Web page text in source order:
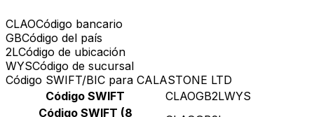
CLAOCódigo bancario
GBCódigo del país
2LCódigo de ubicación
WYSCódigo de sucursal
Código SWIFT/BIC para CALASTONE LTD
Código SWIFT
CLAOGB2LWYS
Código SWIFT (8